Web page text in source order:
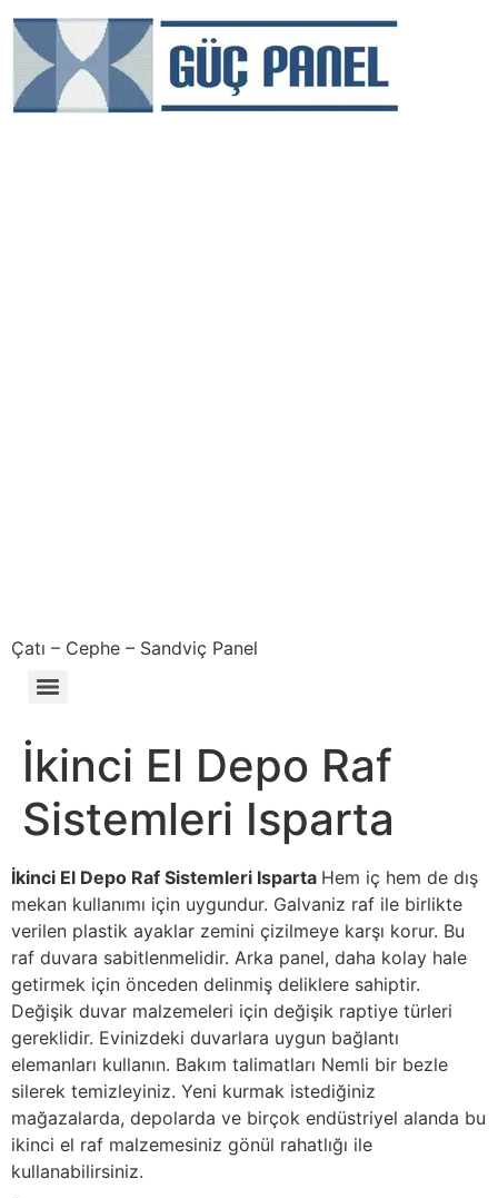
Çatı – Cephe – Sandviç Panel
İkinci El Depo Raf
Sistemleri Isparta
İkinci El Depo Raf Sistemleri Isparta Hem iç hem de dış
mekan kullanımı için uygundur. Galvaniz raf ile birlikte
verilen plastik ayaklar zemini çizilmeye karşı korur. Bu
raf duvara sabitlenmelidir. Arka panel, daha kolay hale
getirmek için önceden delinmiş deliklere sahiptir.
Değişik duvar malzemeleri için değişik raptiye türleri
gereklidir. Evinizdeki duvarlara uygun bağlantı
elemanları kullanın. Bakım talimatları Nemli bir bezle
silerek temizleyiniz. Yeni kurmak istediğiniz
mağazalarda, depolarda ve birçok endüstriyel alanda bu
ikinci el raf malzemesiniz gönül rahatlığı ile
kullanabilirsiniz.